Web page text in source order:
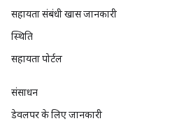
सहायता संबंधी खास जानकारी
स्थिति
सहायता पोर्टल
संसाधन
डेवलपर के लिए जानकारी